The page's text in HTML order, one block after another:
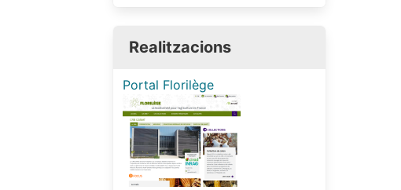
Realitzacions
Portal Florilège